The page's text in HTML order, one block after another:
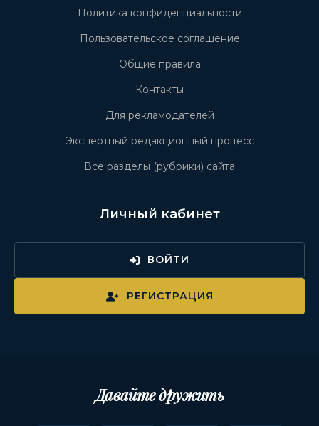
Политика конфиденциальности
Пользовательское соглашение
Общие правила
Контакты
Для рекламодателей
Экспертный редакционный процесс
Все разделы (рубрики) сайта
Личный кабинет
ВОЙТИ
РЕГИСТРАЦИЯ
Давайте дружить